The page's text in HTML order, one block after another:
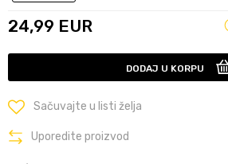
24,99 EUR
DODAJ U KORPU
Sačuvajte u listi želja
Uporedite proizvod